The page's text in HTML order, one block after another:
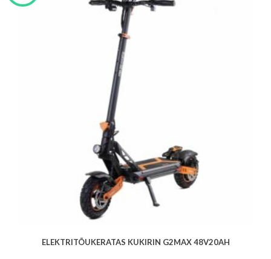
ELEKTRITÕUKERATAS KUKIRIN G2MAX 48V20AH